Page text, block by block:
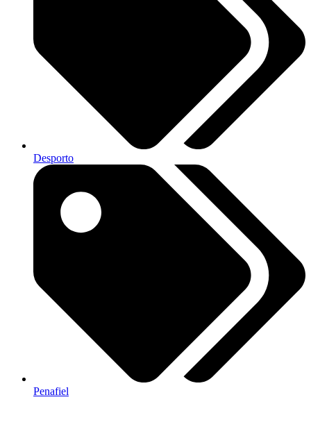
Desporto
Penafiel